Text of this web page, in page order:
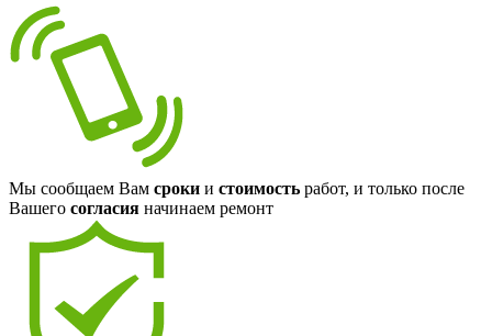
Мы сообщаем Вам сроки и стоимость работ, и только после
Вашего согласия начинаем ремонт